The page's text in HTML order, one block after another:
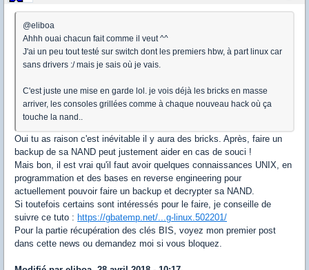
@eliboa
Ahhh ouai chacun fait comme il veut ^^
J'ai un peu tout testé sur switch dont les premiers hbw, à part linux car
sans drivers :/ mais je sais où je vais.
C'est juste une mise en garde lol. je vois déjà les bricks en masse
arriver, les consoles grillées comme à chaque nouveau hack où ça
touche la nand..
Oui tu as raison c'est inévitable il y aura des bricks. Après, faire un
backup de sa NAND peut justement aider en cas de souci !
Mais bon, il est vrai qu'il faut avoir quelques connaissances UNIX, en
programmation et des bases en reverse engineering pour
actuellement pouvoir faire un backup et decrypter sa NAND.
Si toutefois certains sont intéressés pour le faire, je conseille de
suivre ce tuto : https://gbatemp.net/...g-linux.502201/
Pour la partie récupération des clés BIS, voyez mon premier post
dans cette news ou demandez moi si vous bloquez.